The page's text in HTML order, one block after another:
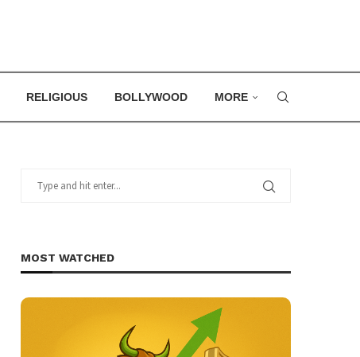
RELIGIOUS BOLLYWOOD MORE
MOST WATCHED